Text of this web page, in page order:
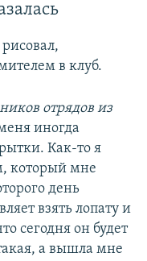
в клуб.
отрядов из
иногда
Как-то я
который мне
день
взять лопату и
сегодня он будет
а вышла мне